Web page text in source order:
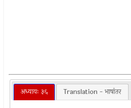
अध्यायः ३६ Translation - भाषांतर